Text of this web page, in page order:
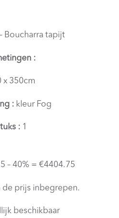
Boucharra tapijt
:
x 350cm
: kleur Fog
: 1
– 40% = €4404.75
de prijs inbegrepen.
beschikbaar